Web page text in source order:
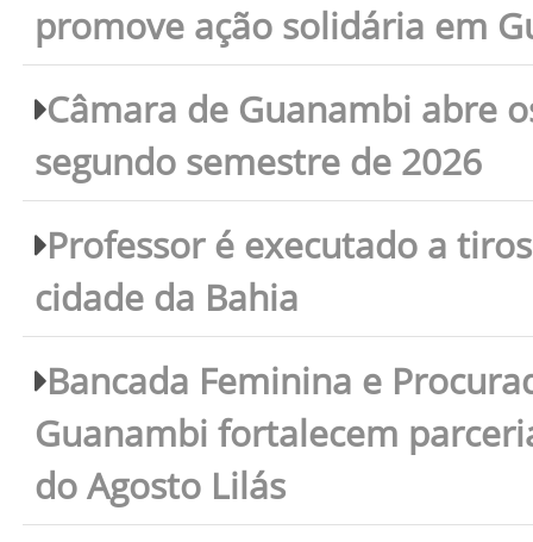
promove ação solidária em
Câmara de Guanambi abre
segundo semestre de 2026
Professor é executado a
cidade da Bahia
Bancada Feminina e
Guanambi fortalecem
do Agosto Lilás